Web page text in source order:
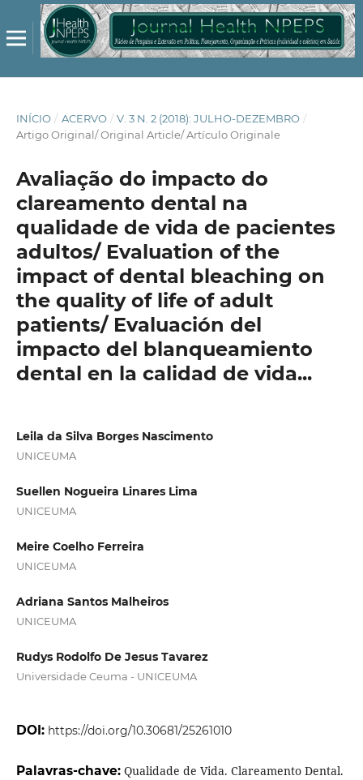
INÍCIO / ACERVO / V. 3 N. 2 (2018): JULHO-DEZEMBRO /
Artigo Original/ Original Article/ Artículo Originale
Avaliação do impacto do
clareamento dental na
qualidade de vida de pacientes
adultos/ Evaluation of the
impact of dental bleaching on
the quality of life of adult
patients/ Evaluación del
impacto del blanqueamiento
dental en la calidad de vida...
Leila da Silva Borges Nascimento
UNICEUMA
Suellen Nogueira Linares Lima
UNICEUMA
Meire Coelho Ferreira
UNICEUMA
Adriana Santos Malheiros
UNICEUMA
Rudys Rodolfo De Jesus Tavarez
Universidade Ceuma - UNICEUMA
DOI: https://doi.org/10.30681/25261010
Palavras-chave: Qualidade de Vida. Clareamento Dental.